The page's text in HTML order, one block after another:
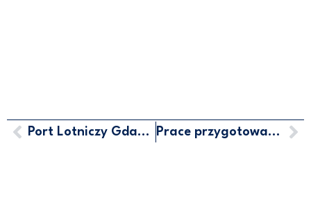
Port Lotniczy Gdańsk i Welcome Airport Services dla rozwoju cargo Prace przygotowawcze dla Drogi Czerwonej w Gdyni